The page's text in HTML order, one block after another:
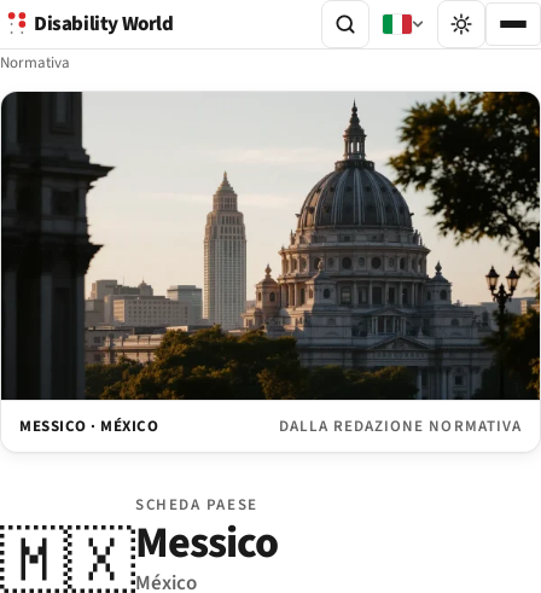
Disability World
Normativa
MESSICO · MÉXICO DALLA REDAZIONE NORMATIVA
🇲🇽
SCHEDA PAESE
Messico
México